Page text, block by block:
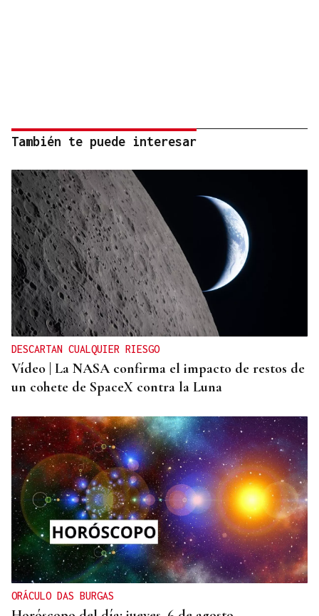
También te puede interesar
DESCARTAN CUALQUIER RIESGO
Vídeo | La NASA confirma el impacto de restos de
un cohete de SpaceX contra la Luna
ORÁCULO DAS BURGAS